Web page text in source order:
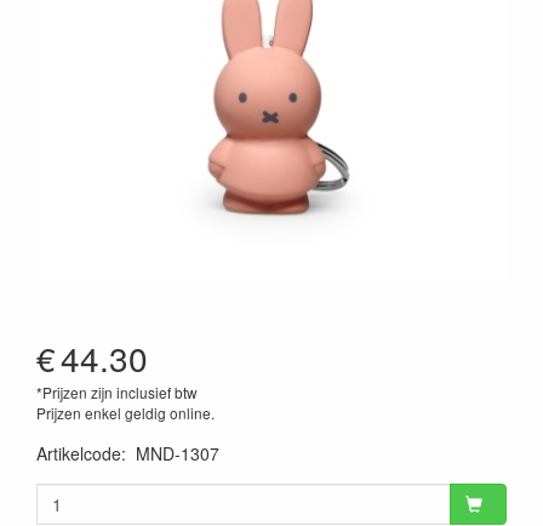
€44.30
*Prijzen zijn inclusief btw
Prijzen enkel geldig online.
Artikelcode: MND-1307